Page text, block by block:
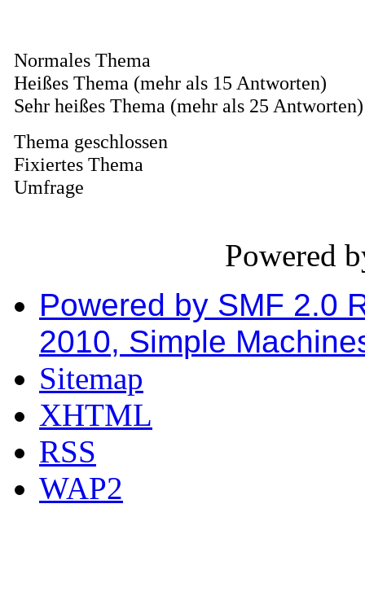
Normales Thema
Heißes Thema (mehr als 15 Antworten)
Sehr heißes Thema (mehr als 25 Antworten)
Thema geschlossen
Fixiertes Thema
Umfrage
Powered
Powered by SMF 2.0
2010, Simple
Sitemap
XHTML
RSS
WAP2